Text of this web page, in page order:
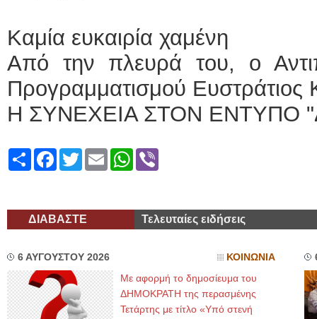
Καμία ευκαιρία χαμένη
Από την πλευρά του, ο
Προγραμματισμού Ευστράτιος
Η ΣΥΝΕΧΕΙΑ ΣΤΟΝ ΕΝΤΥΠΟ
ShareFacebook
TwitterEmailWhatsApp
ΔΙΑΒΑΣΤΕ Τελευταίες ειδήσεις
6 ΑΥΓΟΥΣΤΟΥ 2026 ΚΟΙΝΩΝΙΑ
Με αφορμή το δημοσίευμα του
ΔΗΜΟΚΡΑΤΗ της περασμένης
Τετάρτης με τίτλο «Υπό στενή